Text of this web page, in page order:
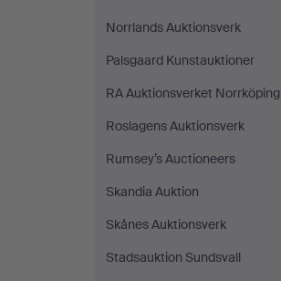
Norrlands Auktionsverk
Palsgaard Kunstauktioner
RA Auktionsverket Norrköping
Roslagens Auktionsverk
Rumsey’s Auctioneers
Skandia Auktion
Skånes Auktionsverk
Stadsauktion Sundsvall